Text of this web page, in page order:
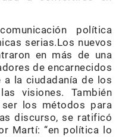
política
serias.Los nuevos
en más de una
de encarnecidos
la ciudadanía de los
visiones. También
los métodos para
discurso, se ratificó
Martí: “en política lo